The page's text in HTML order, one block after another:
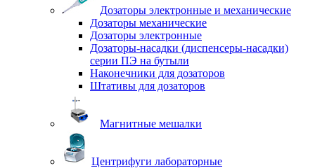
Дозаторы электронные и механические
Дозаторы механические
Дозаторы электронные
Дозаторы-насадки (диспенсеры-насадки)
серии ПЭ на бутыли
Наконечники для дозаторов
Штативы для дозаторов
Магнитные мешалки
Центрифуги лабораторные